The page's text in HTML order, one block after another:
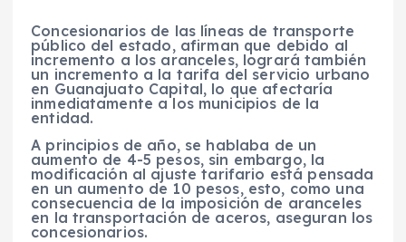
Concesionarios de las líneas de transporte
público del estado, afirman que debido al
incremento a los aranceles, logrará también
un incremento a la tarifa del servicio urbano
en Guanajuato Capital, lo que afectaría
inmediatamente a los municipios de la
entidad.
A principios de año, se hablaba de un
aumento de 4-5 pesos, sin embargo, la
modificación al ajuste tarifario está pensada
en un aumento de 10 pesos, esto, como una
consecuencia de la imposición de aranceles
en la transportación de aceros, aseguran los
concesionarios.